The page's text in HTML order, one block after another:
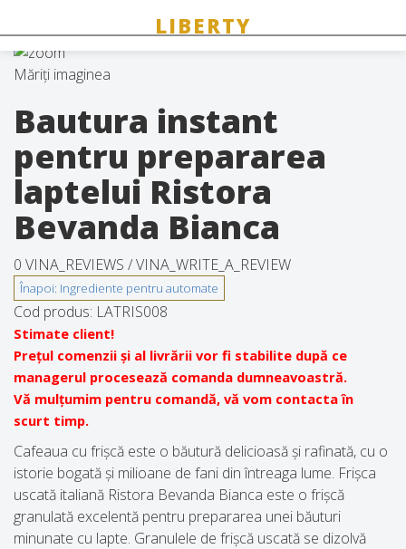
Măriți imaginea
Bautura instant
pentru prepararea
laptelui Ristora
Bevanda Bianca
0 VINA_REVIEWS /VINA_WRITE_A_REVIEW
Cod produs: LATRIS008
Stimate client!
Prețul comenzii și al livrării vor fi stabilite după ce
managerul procesează comanda dumneavoastră.
Vă mulțumim pentru comandă, vă vom contacta în
scurt timp.
Cafeaua cu frișcă este o băutură delicioasă și rafinată, cu o
istorie bogată și milioane de fani din întreaga lume. Frișca
uscată italiană Ristora Bevanda Bianca este o frișcă
granulată excelentă pentru prepararea unei băuturi
minunate cu lapte. Granulele de frișcă uscată se dizolvă